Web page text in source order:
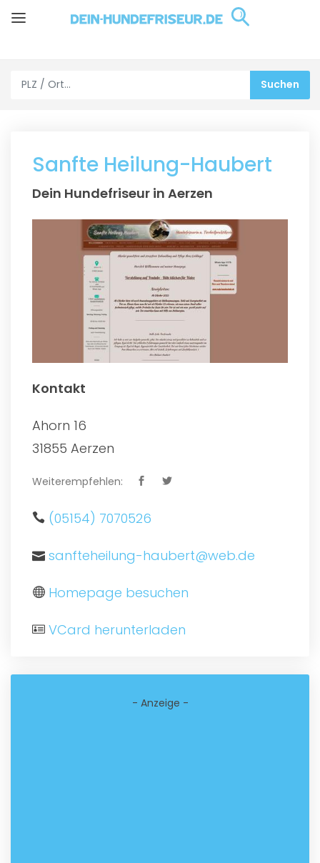
Sanfte Heilung-Haubert
Dein Hundefriseur in Aerzen
Kontakt
Ahorn 16
31855 Aerzen
Weiterempfehlen:
(05154) 7070526
sanfteheilung-haubert@web.de
Homepage besuchen
VCard herunterladen
- Anzeige -